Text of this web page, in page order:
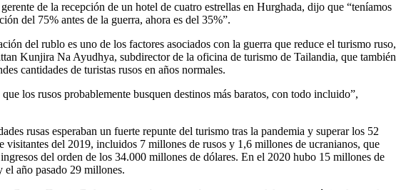
de la recepción de un hotel de cuatro estrellas en Hurghada, dijo que “teníamos
del 75% antes de la guerra, ahora es del 35%”.
del rublo es uno de los factores asociados con la guerra que reduce el turismo ruso,
Kunjira Na Ayudhya, subdirector de la oficina de turismo de Tailandia, que también
cantidades de turistas rusos en años normales.
que los rusos probablemente busquen destinos más baratos, con todo incluido”,
rusas esperaban un fuerte repunte del turismo tras la pandemia y superar los 52
visitantes del 2019, incluidos 7 millones de rusos y 1,6 millones de ucranianos, que
del orden de los 34.000 millones de dólares. En el 2020 hubo 15 millones de
el año pasado 29 millones.